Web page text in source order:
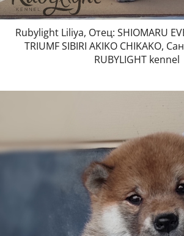
Rubylight Liliya, Отец: SHIOMARU
TRIUMF SIBIRI AKIKO CHIKAKO,
RUBYLIGHT kennel